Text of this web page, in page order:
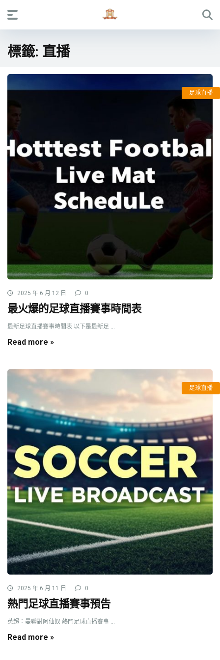
標籤: 直播
足球直播
2025 年 6 月 12 日 0
最火爆的足球直播賽事時間表
最新足球直播賽事時間表 以下是最新足 ...
Read more »
足球直播
2025 年 6 月 11 日 0
熱門足球直播賽事預告
英超：曼聯對阿仙奴 熱門足球直播賽事 ...
Read more »